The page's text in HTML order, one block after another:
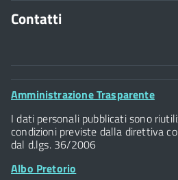
Contatti
Comune di Firenze
Palazzo Vecchio
Piazza della Signoria - 50122,
P.IVA 01307110484
Footer
Amministrazione Trasparente
I dati personali pubblicati sono
condizioni previste dalla direttiva
dal d.lgs. 36/2006
Albo Pretorio